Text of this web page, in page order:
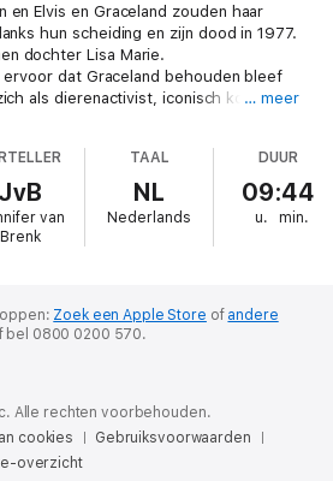
en Elvis en Graceland zouden haar
hun scheiding en zijn dood in 1977.
dochter Lisa Marie.
dat Graceland behouden bleef
als dierenactivist, iconisch komedie-
Een verhaal over jezelf blijven
Maar het onverwachte,
drie naaste familieleden bracht
Ze deelt haar reis met een waardigheid
biedt aan iedereen die heeft
de wereld, Zachtjes, neem ik afscheid
Priscilla op haar lange weg naar huis
… meer
JvB
van
Brenk
TAAL
NL
Nederlands
DUUR
09:44
u. min.
Zoek een Apple Store of andere
bel 0800 0200 570.
Alle rechten voorbehouden.
cookies
Gebruiksvoorwaarden
overzicht